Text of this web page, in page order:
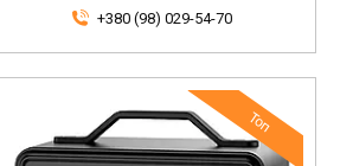
+380 (98) 029-54-70
Топ